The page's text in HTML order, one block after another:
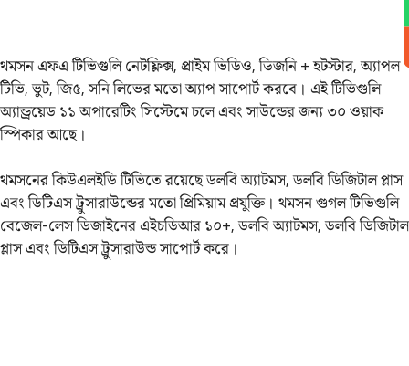
থমসন এফএ টিভিগুলি নেটফ্লিক্স, প্রাইম ভিডিও, ডিজনি + হটস্টার, অ্যাপল
টিভি, ভুট, জি৫, সনি লিভের মতো অ্যাপ সাপোর্ট করবে। এই টিভিগুলি
অ্যান্ড্রয়েড ১১ অপারেটিং সিস্টেমে চলে এবং সাউন্ডের জন্য ৩০ ওয়াক
স্পিকার আছে।
থমসনের কিউএলইডি টিভিতে রয়েছে ডলবি অ্যাটমস, ডলবি ডিজিটাল প্লাস
এবং ডিটিএস ট্রুসারাউন্ডের মতো প্রিমিয়াম প্রযুক্তি। থমসন গুগল টিভিগুলি
বেজেল-লেস ডিজাইনের এইচডিআর ১০+, ডলবি অ্যাটমস, ডলবি ডিজিটাল
প্লাস এবং ডিটিএস ট্রুসারাউন্ড সাপোর্ট করে।